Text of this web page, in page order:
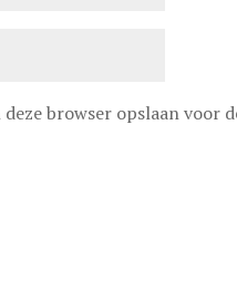
browser opslaan voor